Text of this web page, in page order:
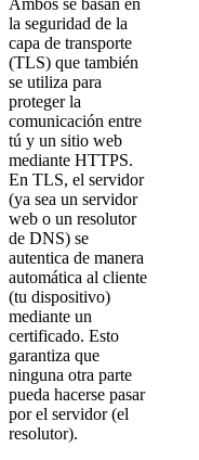
Ambos se basan en
la seguridad de la
capa de transporte
(TLS) que también
se utiliza para
proteger la
comunicación entre
tú y un sitio web
mediante HTTPS.
En TLS, el servidor
(ya sea un servidor
web o un resolutor
de DNS) se
autentica de manera
automática al cliente
(tu dispositivo)
mediante un
certificado. Esto
garantiza que
ninguna otra parte
pueda hacerse pasar
por el servidor (el
resolutor).